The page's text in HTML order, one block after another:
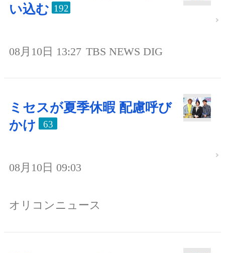
い込む 192
08月10日 13:27 TBS NEWS DIG
ミセスが夏季休暇 配慮呼び
かけ
63
08月10日 09:03
オリコンニュース